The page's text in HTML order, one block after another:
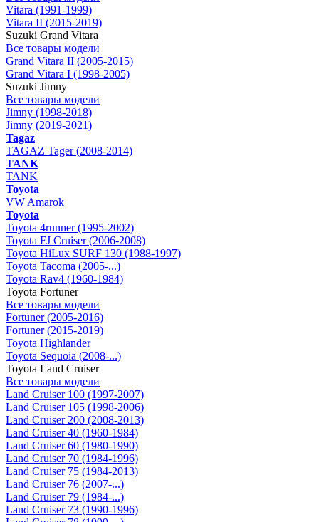
Vitara (1991-1999)
Vitara II (2015-2019)
Suzuki Grand Vitara
Все товары модели
Grand Vitara II (2005-2015)
Grand Vitara I (1998-2005)
Suzuki Jimny
Все товары модели
Jimny (1998-2018)
Jimny (2019-2021)
Tagaz
TAGAZ Tager (2008-2014)
TANK
TANK
Toyota
VW Amarok
Toyota
Toyota 4runner (1995-2002)
Toyota FJ Cruiser (2006-2008)
Toyota HiLux SURF 130 (1988-1997)
Toyota Tacoma (2005-...)
Toyota Rav4 (1960-1984)
Toyota Fortuner
Все товары модели
Fortuner (2005-2016)
Fortuner (2015-2019)
Toyota Highlander
Toyota Sequoia (2008-...)
Toyota Land Cruiser
Все товары модели
Land Cruiser 100 (1997-2007)
Land Cruiser 105 (1998-2006)
Land Cruiser 200 (2008-2013)
Land Cruiser 40 (1960-1984)
Land Cruiser 60 (1980-1990)
Land Cruiser 70 (1984-1996)
Land Cruiser 75 (1984-2013)
Land Cruiser 76 (2007-...)
Land Cruiser 79 (1984-...)
Land Cruiser 73 (1990-1996)